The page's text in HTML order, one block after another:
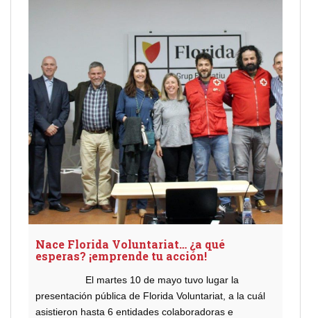
Nace Florida Voluntariat… ¿a qué
esperas? ¡emprende tu acción!
El martes 10 de mayo tuvo lugar la
presentación pública de Florida Voluntariat, a la cuál
asistieron hasta 6 entidades colaboradoras e